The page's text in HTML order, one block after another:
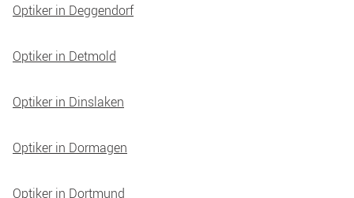
Optiker in Deggendorf
Optiker in Detmold
Optiker in Dinslaken
Optiker in Dormagen
Optiker in Dortmund